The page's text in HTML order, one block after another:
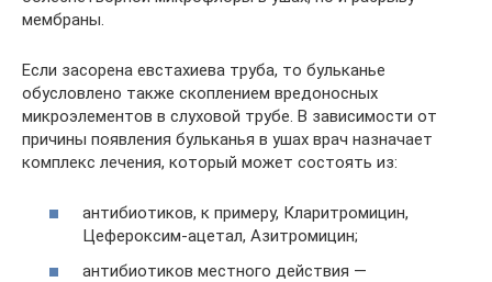
мембраны.
Если засорена евстахиева труба, то бульканье
обусловлено также скоплением вредоносных
микроэлементов в слуховой трубе. В зависимости от
причины появления бульканья в ушах врач назначает
комплекс лечения, который может состоять из:
антибиотиков, к примеру, Кларитромицин,
Цефероксим-ацетал, Азитромицин;
антибиотиков местного действия —